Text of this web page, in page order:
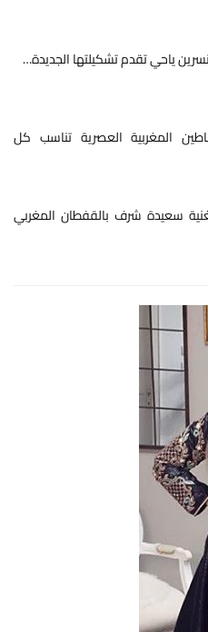
ياحي تقدم تشكيلتها الجديدة…
المغربية العصرية تناسب كل
سعيدة شرف بالقفطان المغربي